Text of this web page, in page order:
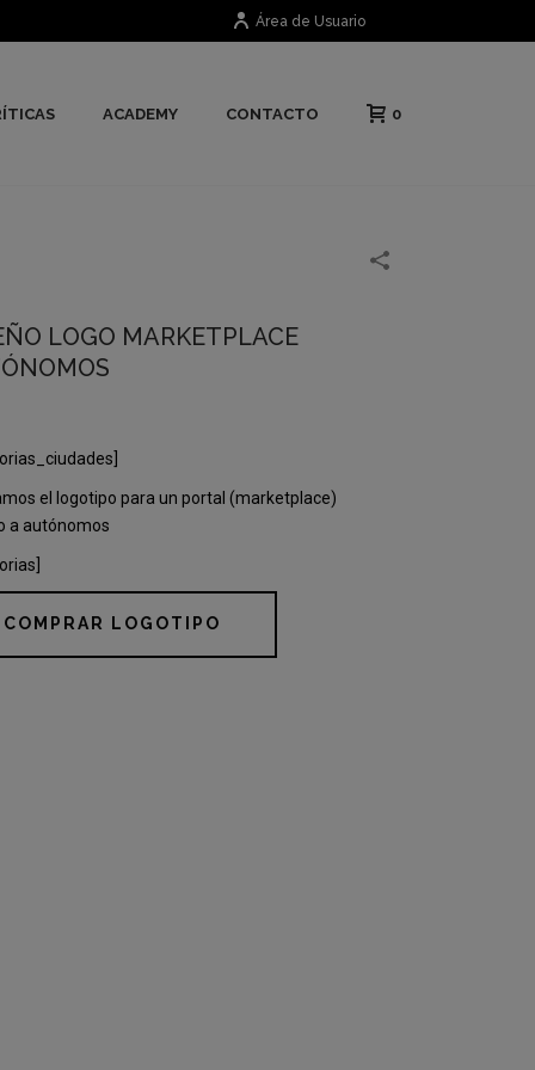
Área de Usuario
ACADEMY CONTACTO 0
LOGO MARKETPLACE
el logotipo para un portal (marketplace)
a autónomos
COMPRAR LOGOTIPO